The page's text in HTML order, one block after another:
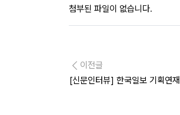
첨부된 파일이 없습니다.
이전글
[신문인터뷰] 한국일보 기획연